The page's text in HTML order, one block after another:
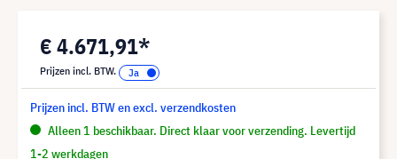
€ 4.671,91*
Prijzen incl. BTW.
Prijzen incl. BTW en excl. verzendkosten
Alleen 1 beschikbaar. Direct klaar voor verzending. Levertijd
1-2 werkdagen